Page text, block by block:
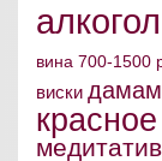
вина 700-1500
виски дамам
красное